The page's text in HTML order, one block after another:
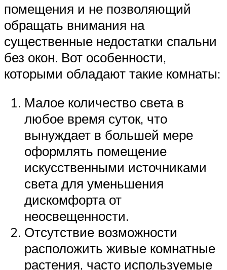
помещения и не позволяющий
обращать внимания на
существенные недостатки спальни
без окон. Вот особенности,
которыми обладают такие комнаты:
Малое количество света в
любое время суток, что
вынуждает в большей мере
оформлять помещение
искусственными источниками
света для уменьшения
дискомфорта от
неосвещенности.
Отсутствие возможности
расположить живые комнатные
растения, часто используемые